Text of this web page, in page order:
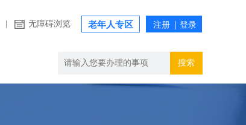
无障碍浏览 老年人专区
搜索